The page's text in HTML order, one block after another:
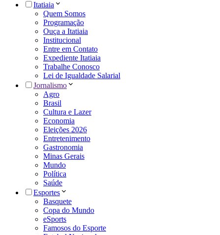
Itatiaia
Quem Somos
Programação
Ouça a Itatiaia
Institucional
Entre em Contato
Expediente Itatiaia
Trabalhe Conosco
Lei de Igualdade Salarial
Jornalismo
Agro
Brasil
Cultura e Lazer
Economia
Eleições 2026
Entretenimento
Gastronomia
Minas Gerais
Mundo
Política
Saúde
Esportes
Basquete
Copa do Mundo
eSports
Famosos do Esporte